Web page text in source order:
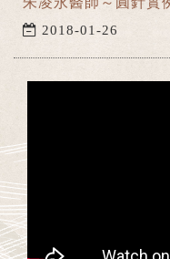
2018-01-26